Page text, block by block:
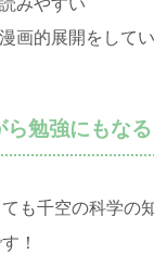
画的展開をして
勉強にもなる
も千空の科学の
！